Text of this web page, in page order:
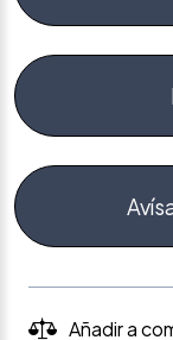
Añadir a